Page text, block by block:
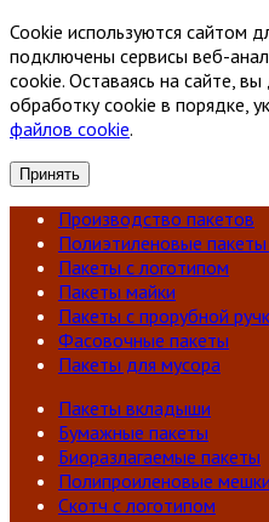
Cookie используются сайтом
подключены сервисы веб-
cookie. Оставаясь на сайте,
обработку cookie в порядке,
файлов cookie.
Принять
Производство пакетов
Полиэтиленовые
Пакеты с логотипом
Пакеты майки
Пакеты с прорубной
Фасовочные пакеты
Пакеты для мусора
Пакеты вкладыши
Бумажные пакеты
Биоразлагаемые пакеты
Полипроиленовые мешки
Скотч с логотипом